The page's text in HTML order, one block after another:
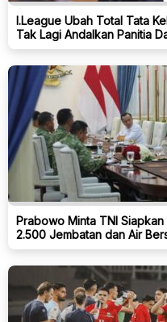
I.League Ubah Total Tata
Tak Lagi Andalkan Panitia
Prabowo Minta TNI
2.500 Jembatan dan Air